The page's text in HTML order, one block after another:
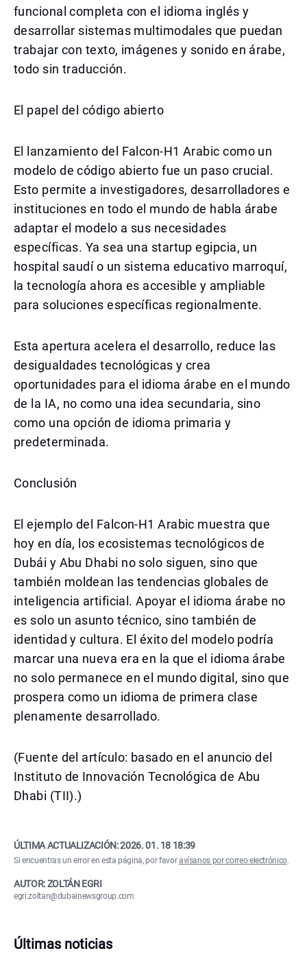
funcional completa con el idioma inglés y
desarrollar sistemas multimodales que puedan
trabajar con texto, imágenes y sonido en árabe,
todo sin traducción.
El papel del código abierto
El lanzamiento del Falcon-H1 Arabic como un
modelo de código abierto fue un paso crucial.
Esto permite a investigadores, desarrolladores e
instituciones en todo el mundo de habla árabe
adaptar el modelo a sus necesidades
específicas. Ya sea una startup egipcia, un
hospital saudí o un sistema educativo marroquí,
la tecnología ahora es accesible y ampliable
para soluciones específicas regionalmente.
Esta apertura acelera el desarrollo, reduce las
desigualdades tecnológicas y crea
oportunidades para el idioma árabe en el mundo
de la IA, no como una idea secundaria, sino
como una opción de idioma primaria y
predeterminada.
Conclusión
El ejemplo del Falcon-H1 Arabic muestra que
hoy en día, los ecosistemas tecnológicos de
Dubái y Abu Dhabi no solo siguen, sino que
también moldean las tendencias globales de
inteligencia artificial. Apoyar el idioma árabe no
es solo un asunto técnico, sino también de
identidad y cultura. El éxito del modelo podría
marcar una nueva era en la que el idioma árabe
no solo permanece en el mundo digital, sino que
prospera como un idioma de primera clase
plenamente desarrollado.
(Fuente del artículo: basado en el anuncio del
Instituto de Innovación Tecnológica de Abu
Dhabi (TII).)
ÚLTIMA ACTUALIZACIÓN:2026. 01. 18 18:39
Si encuentras un error en esta página, por favoravísanos por correo electrónico.
AUTOR: ZOLTÁN EGRI
egri.zoltan@dubainewsgroup.com
Últimas noticias